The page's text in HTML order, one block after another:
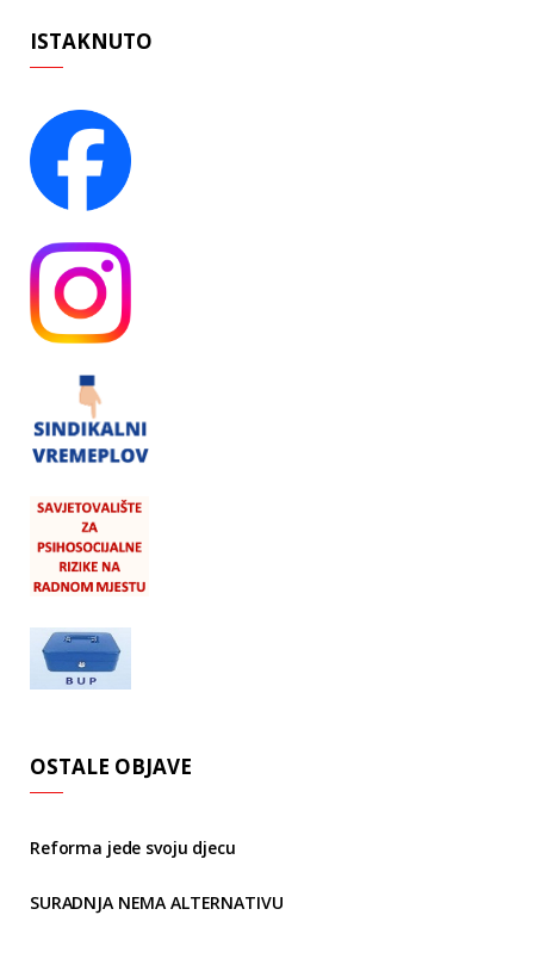
ISTAKNUTO
OSTALE OBJAVE
Reforma jede svoju djecu
SURADNJA NEMA ALTERNATIVU